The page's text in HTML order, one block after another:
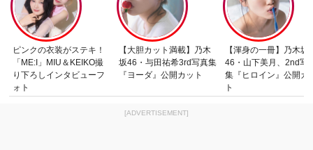
ピンクの衣装がステキ！
「ME:I」MIU＆KEIKO撮
り下ろしインタビューフ
ォト
【大胆カット満載】乃木
坂46・与田祐希3rd写真集
『ヨーダ』公開カット
【渾身の一冊】乃木坂
46・山下美月、2nd写
集『ヒロイン』公開カ
ト
[ADVERTISEMENT]